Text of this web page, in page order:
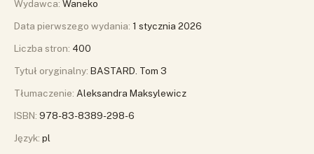
Wydawca: Waneko
Data pierwszego wydania: 1 stycznia 2026
Liczba stron: 400
Tytuł oryginalny: BASTARD. Tom 3
Tłumaczenie: Aleksandra Maksylewicz
ISBN: 978-83-8389-298-6
Język: pl